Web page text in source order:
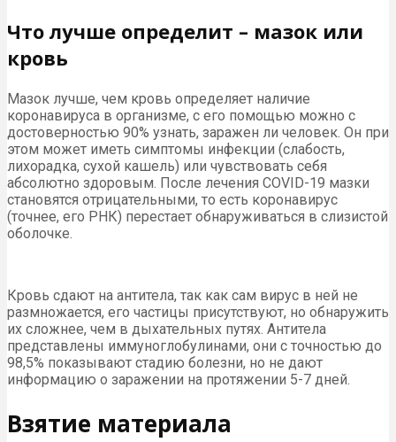
Что лучше определит – мазок или
кровь
Мазок лучше, чем кровь определяет наличие
коронавируса в организме, с его помощью можно с
достоверностью 90% узнать, заражен ли человек. Он при
этом может иметь симптомы инфекции (слабость,
лихорадка, сухой кашель) или чувствовать себя
абсолютно здоровым. После лечения COVID-19 мазки
становятся отрицательными, то есть коронавирус
(точнее, его РНК) перестает обнаруживаться в слизистой
оболочке.
Кровь сдают на антитела, так как сам вирус в ней не
размножается, его частицы присутствуют, но обнаружить
их сложнее, чем в дыхательных путях. Антитела
представлены иммуноглобулинами, они с точностью до
98,5% показывают стадию болезни, но не дают
информацию о заражении на протяжении 5-7 дней.
Взятие материала